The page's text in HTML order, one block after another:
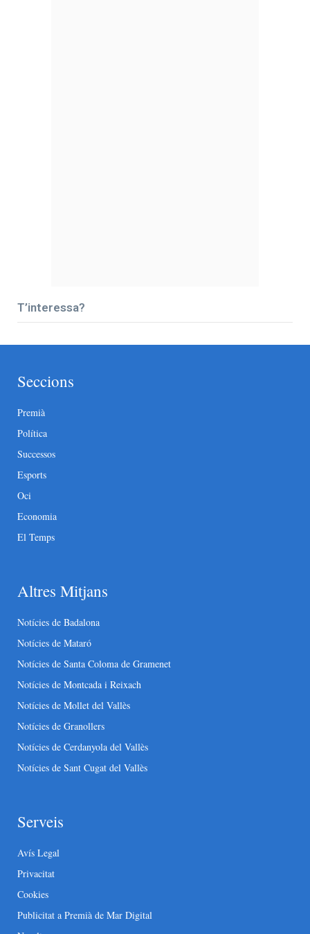
T’interessa?
Seccions
Premià
Política
Successos
Esports
Oci
Economia
El Temps
Altres Mitjans
Notícies de Badalona
Notícies de Mataró
Notícies de Santa Coloma de Gramenet
Notícies de Montcada i Reixach
Notícies de Mollet del Vallès
Notícies de Granollers
Notícies de Cerdanyola del Vallès
Notícies de Sant Cugat del Vallès
Serveis
Avís Legal
Privacitat
Cookies
Publicitat a Premià de Mar Digital